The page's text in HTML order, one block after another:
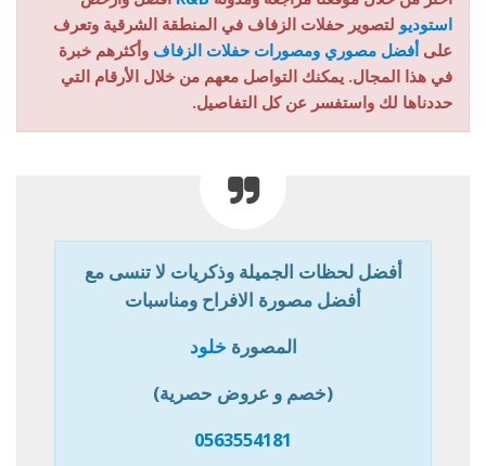
استوديو لتصوير حفلات الزفاف في المنطقة الشرقية وتعرف
على أفضل مصوري ومصورات حفلات الزفاف وأكثرهم خبرة
في هذا المجال. يمكنك التواصل معهم من خلال الأرقام التي
حددناها لك واستفسر عن كل التفاصيل.
أفضل لحظات الجميلة وذكريات لا تنسى مع
أفضل مصورة الافراح ومناسبات
المصورة خلود
(خصم و عروض حصرية)
0563554181